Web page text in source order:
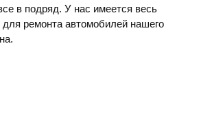
в подряд. У нас имеется весь
для ремонта автомобилей нашего